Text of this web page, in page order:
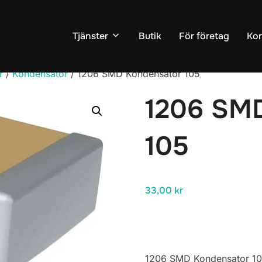
Tjänster Butik För företag
/Kondensator/ 1206 SMD Kondensator 105
1206
105
33,00 kr
1206 SMD Kondensator